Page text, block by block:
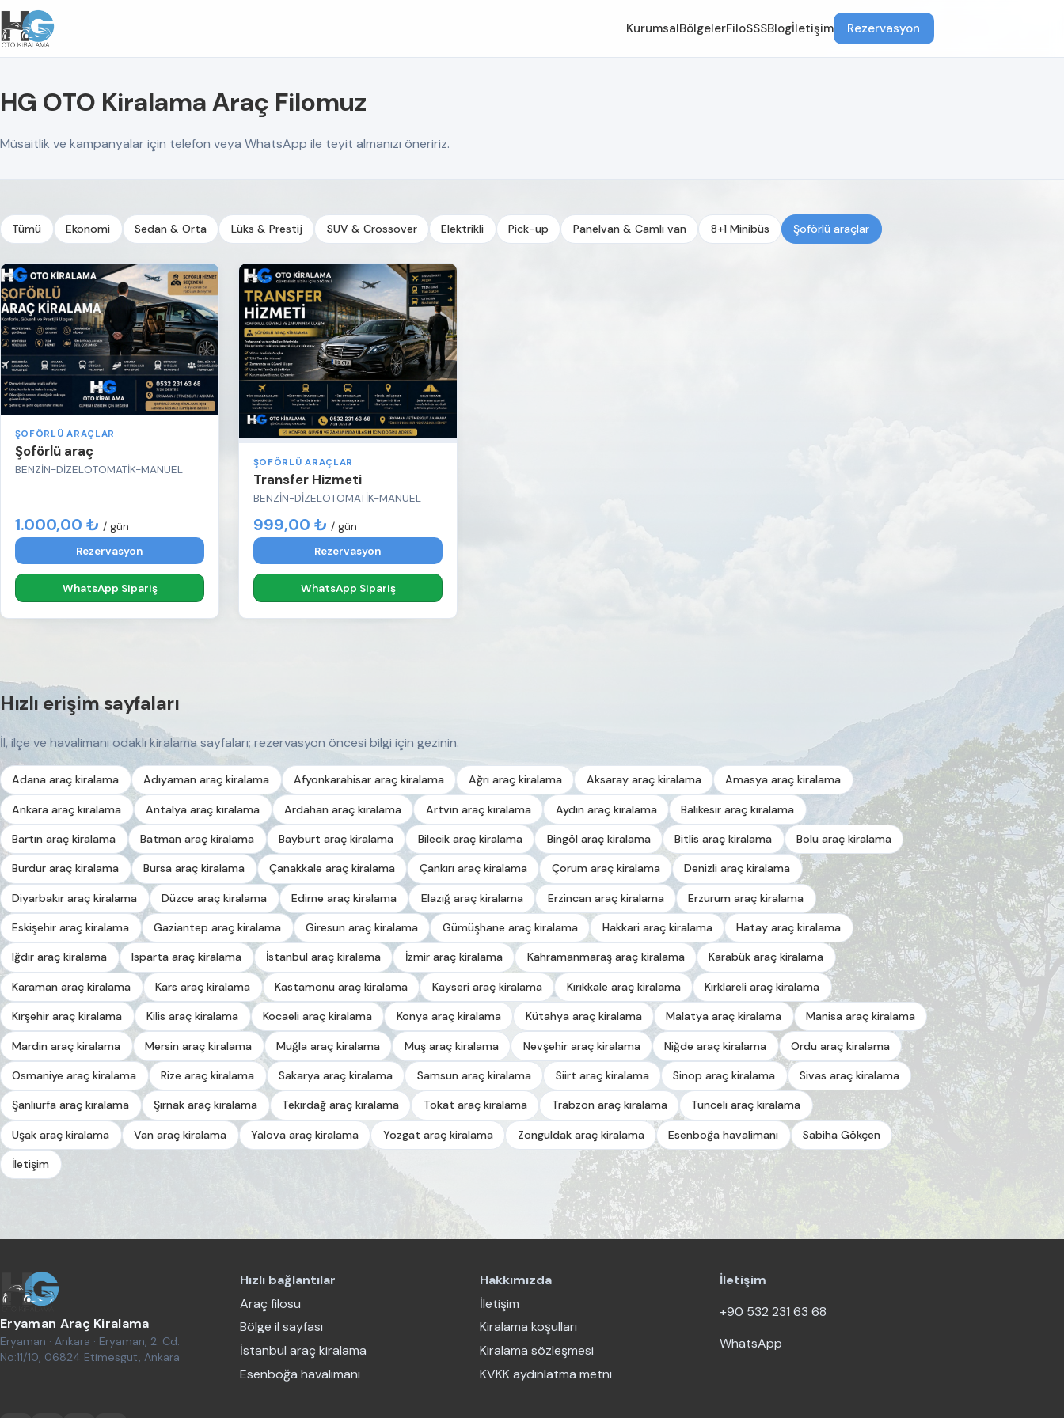
KurumsalBölgelerFiloSSSBlogİletişim Rezervasyon
HG OTO Kiralama Araç Filomuz
Müsaitlik ve kampanyalar için telefon veya WhatsApp ile teyit almanızı öneririz.
Tümü Ekonomi Sedan & Orta Lüks & Prestij SUV & Crossover Elektrikli Pick-up Panelvan & Camlı van 8+1 Minibüs Şoförlü araçlar
ŞOFÖRLÜ ARAÇLAR
Şoförlü araç
BENZİN-DİZELOTOMATİK-MANUEL
1.000,00 ₺ / gün
Rezervasyon
WhatsApp Sipariş
ŞOFÖRLÜ ARAÇLAR
Transfer Hizmeti
BENZİN-DİZELOTOMATİK-MANUEL
999,00 ₺ / gün
Rezervasyon
WhatsApp Sipariş
Hızlı erişim sayfaları
İl, ilçe ve havalimanı odaklı kiralama sayfaları; rezervasyon öncesi bilgi için gezinin.
Adana araç kiralama Adıyaman araç kiralama Afyonkarahisar araç kiralama Ağrı araç kiralama Aksaray araç kiralama Amasya araç kiralama
Ankara araç kiralama Antalya araç kiralama Ardahan araç kiralama Artvin araç kiralama Aydın araç kiralama Balıkesir araç kiralama
Bartın araç kiralama Batman araç kiralama Bayburt araç kiralama Bilecik araç kiralama Bingöl araç kiralama Bitlis araç kiralama Bolu araç kiralama
Burdur araç kiralama Bursa araç kiralama Çanakkale araç kiralama Çankırı araç kiralama Çorum araç kiralama Denizli araç kiralama
Diyarbakır araç kiralama Düzce araç kiralama Edirne araç kiralama Elazığ araç kiralama Erzincan araç kiralama Erzurum araç kiralama
Eskişehir araç kiralama Gaziantep araç kiralama Giresun araç kiralama Gümüşhane araç kiralama Hakkari araç kiralama Hatay araç kiralama
Iğdır araç kiralama Isparta araç kiralama İstanbul araç kiralama İzmir araç kiralama Kahramanmaraş araç kiralama Karabük araç kiralama
Karaman araç kiralama Kars araç kiralama Kastamonu araç kiralama Kayseri araç kiralama Kırıkkale araç kiralama Kırklareli araç kiralama
Kırşehir araç kiralama Kilis araç kiralama Kocaeli araç kiralama Konya araç kiralama Kütahya araç kiralama Malatya araç kiralama Manisa araç kiralama
Mardin araç kiralama Mersin araç kiralama Muğla araç kiralama Muş araç kiralama Nevşehir araç kiralama Niğde araç kiralama Ordu araç kiralama
Osmaniye araç kiralama Rize araç kiralama Sakarya araç kiralama Samsun araç kiralama Siirt araç kiralama Sinop araç kiralama Sivas araç kiralama
Şanlıurfa araç kiralama Şırnak araç kiralama Tekirdağ araç kiralama Tokat araç kiralama Trabzon araç kiralama Tunceli araç kiralama
Uşak araç kiralama Van araç kiralama Yalova araç kiralama Yozgat araç kiralama Zonguldak araç kiralama Esenboğa havalimanı Sabiha Gökçen
İletişim
Eryaman Araç Kiralama
Eryaman · Ankara · Eryaman, 2. Cd.
No:11/10, 06824 Etimesgut, Ankara
Hızlı bağlantılar
Araç filosu
Bölge il sayfası
İstanbul araç kiralama
Esenboğa havalimanı
Hakkımızda
İletişim
Kiralama koşulları
Kiralama sözleşmesi
KVKK aydınlatma metni
İletişim
+90 532 231 63 68
WhatsApp